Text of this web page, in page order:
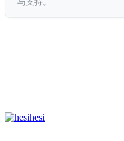
hesi